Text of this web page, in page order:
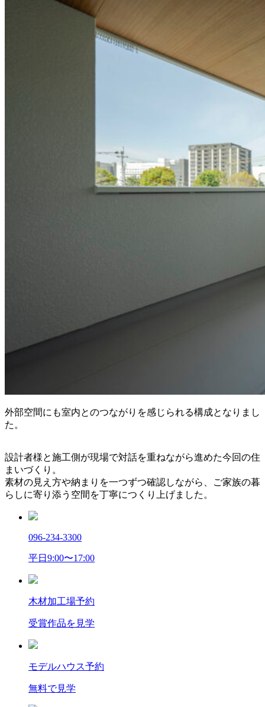
外部空間にも室内とのつながりを感じられる構成となりまし
た。
設計者様と施工側が現場で対話を重ねながら進めた今回の住
まいづくり。
素材の見え方や納まりを一つずつ確認しながら、ご家族の暮
らしに寄り添う空間を丁寧につくり上げました。
096-234-3300
平日9:00〜17:00
木材加工場予約
受賞作品を見学
モデルハウス予約
無料で見学